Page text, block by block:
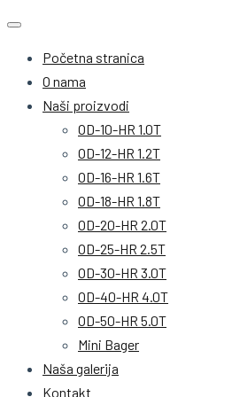
Početna stranica
O nama
Naši proizvodi
OD-10-HR 1.0T
OD-12-HR 1.2T
OD-16-HR 1.6T
OD-18-HR 1.8T
OD-20-HR 2.0T
OD-25-HR 2.5T
OD-30-HR 3.0T
OD-40-HR 4.0T
OD-50-HR 5.0T
Mini Bager
Naša galerija
Kontakt